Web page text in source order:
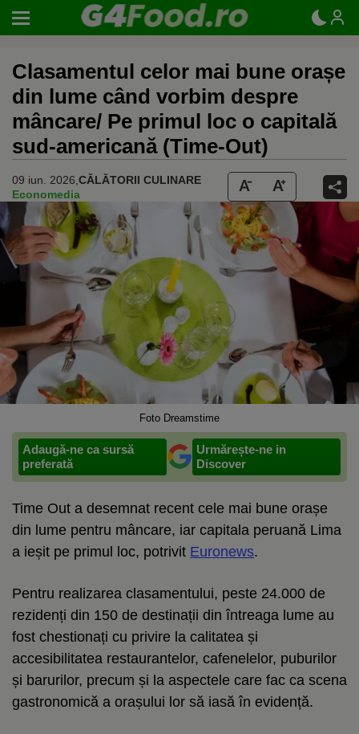
Clasamentul celor mai bune orașe
din lume când vorbim despre
mâncare/ Pe primul loc o capitală
sud-americană (Time-Out)
09 iun. 2026, CĂLĂTORII CULINARE
Economedia
Foto Dreamstime
Adaugă-ne ca sursă
preferată
Urmărește-ne in
Discover
Time Out a desemnat recent cele mai bune orașe
din lume pentru mâncare, iar capitala peruană Lima
a ieșit pe primul loc, potrivit Euronews.
Pentru realizarea clasamentului, peste 24.000 de
rezidenți din 150 de destinații din întreaga lume au
fost chestionați cu privire la calitatea și
accesibilitatea restaurantelor, cafenelelor, puburilor
și barurilor, precum și la aspectele care fac ca scena
gastronomică a orașului lor să iasă în evidență.